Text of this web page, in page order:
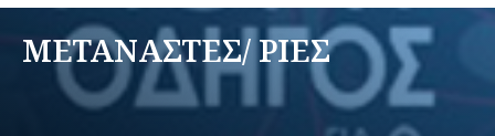
ΜΕΤΑΝΑΣΤΕΣ/ ΡΙΕΣ